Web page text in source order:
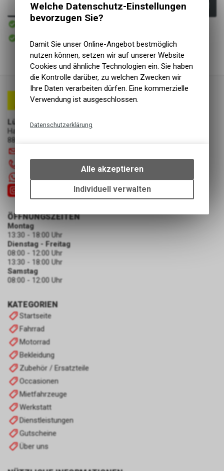
In den Warenkorb
Sofort verfügbar
Abholung Lüscher Motor- & Bike World
Lüscher Motor- & Bike World
Hauptstrasse 29a
8867 Niederurnen
+41 55 6103131
KATEGORIEN
Startseite
Fahrrad
Motorrad
Bekleidung
Zubehör / Ersatzteile
Occasionen
Mietfahrzeuge
Werkstatt
Dienstleistungen
Gutscheine
Über uns
ÖFFNUNGSZEITEN
Montag
13:30 - 18:00 Uhr
Dienstag - Freitag
08:00 - 12:00 Uhr
13:30 - 18:00 Uhr
Samstag
08:00 - 12:00 Uhr
Welche Datenschutz-Einstellungen
bevorzugen Sie?
Damit Sie unser Online-Angebot bestmöglich
nutzen können, setzen wir auf unserer Website
Cookies und ähnliche Technologien ein. Sie haben
die Kontrolle darüber, zu welchen Zwecken wir
Ihre Daten verarbeiten dürfen. Eine kommerzielle
Verwendung ist ausgeschlossen.
Datenschutzerklärung
bestimmte Interaktionen und
Einstellungen auf Ihrem Gerät,
um die grundlegenden
Funktionen unseres Online-
Alle akzeptieren
Individuell verwalten